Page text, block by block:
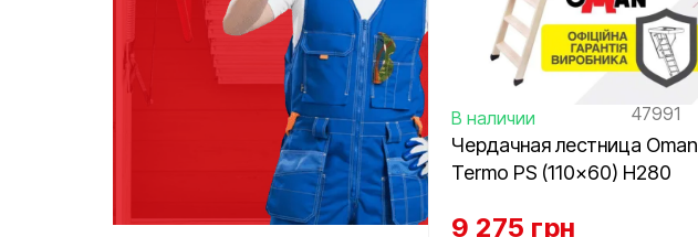
В наличии 47991
Чердачная лестница Oman
Termo PS (110×60) H280
9 275 грн